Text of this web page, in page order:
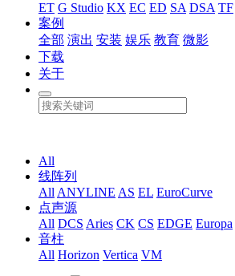
ET G Studio KX EC ED SA DSA TF
案例
全部 演出 安装 娱乐 教育 微影
下载
关于
All
线阵列
All ANYLINE AS EL EuroCurve
点声源
All DCS Aries CK CS EDGE Europa
音柱
All Horizon Vertica VM